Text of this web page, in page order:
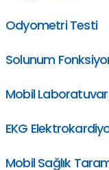
Odyometri Testi
Solunum
Mobil
EKG
Mobil Sağlık